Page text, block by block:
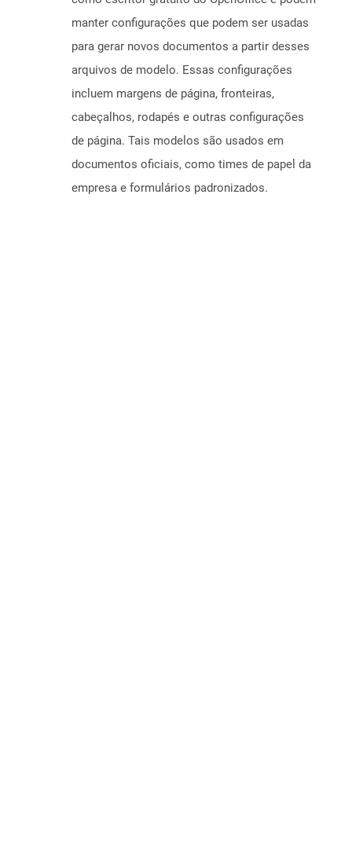
manter configurações que podem ser usadas
para gerar novos documentos a partir desses
arquivos de modelo. Essas configurações
incluem margens de página, fronteiras,
cabeçalhos, rodapés e outras configurações
de página. Tais modelos são usados ​​em
documentos oficiais, como times de papel da
empresa e formulários padronizados.